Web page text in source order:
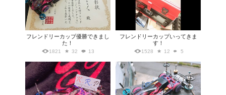
フレンドリーカップ優勝できまし
た！
1821 32 13
フレンドリーカップいってきま
す！
1528 12 5